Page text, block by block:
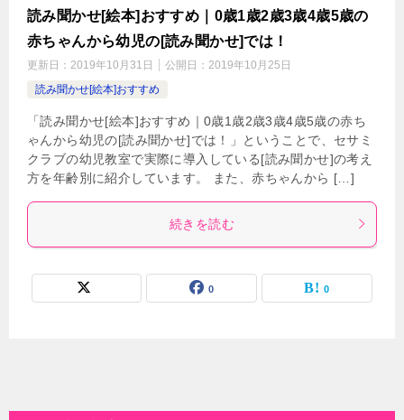
読み聞かせ[絵本]おすすめ｜0歳1歳2歳3歳4歳5歳の
赤ちゃんから幼児の[読み聞かせ]では！
更新日： 2019年10月31日 公開日： 2019年10月25日
読み聞かせ[絵本]おすすめ
「読み聞かせ[絵本]おすすめ｜0歳1歳2歳3歳4歳5歳の赤ち
ゃんから幼児の[読み聞かせ]では！」ということで、セサミ
クラブの幼児教室で実際に導入している[読み聞かせ]の考え
方を年齢別に紹介しています。 また、赤ちゃんから […]
続きを読む
0 0